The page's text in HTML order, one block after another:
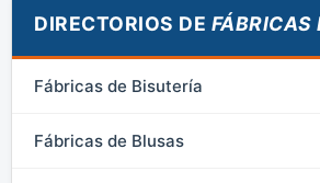
DIRECTORIOS DE FÁBRICAS
Fábricas de Bisutería
Fábricas de Blusas